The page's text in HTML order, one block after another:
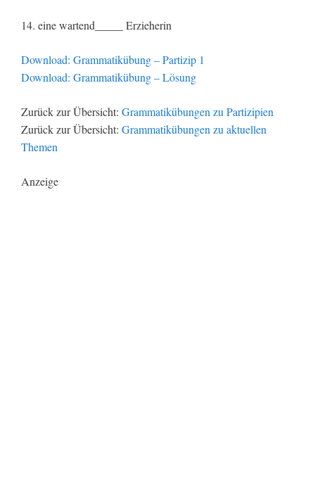
14. eine wartend_____ Erzieherin
Download: Grammatikübung – Partizip 1
Download: Grammatikübung – Lösung
Zurück zur Übersicht: Grammatikübungen zu Partizipien
Zurück zur Übersicht: Grammatikübungen zu aktuellen
Themen
Anzeige